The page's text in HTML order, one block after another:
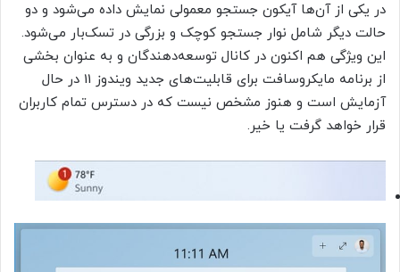
در یکی از آن‌ها آیکون جستجو معمولی نمایش داده می‌شود و دو
حالت دیگر شامل نوار جستجو کوچک و بزرگی در تسک‌بار می‌شود.
این ویژگی هم اکنون در کانال توسعه‌دهندگان و به عنوان بخشی
از برنامه مایکروسافت برای قابلیت‌های جدید ویندوز 11 در حال
آزمایش است و هنوز مشخص نیست که در دسترس تمام کاربران
قرار خواهد گرفت یا خیر.